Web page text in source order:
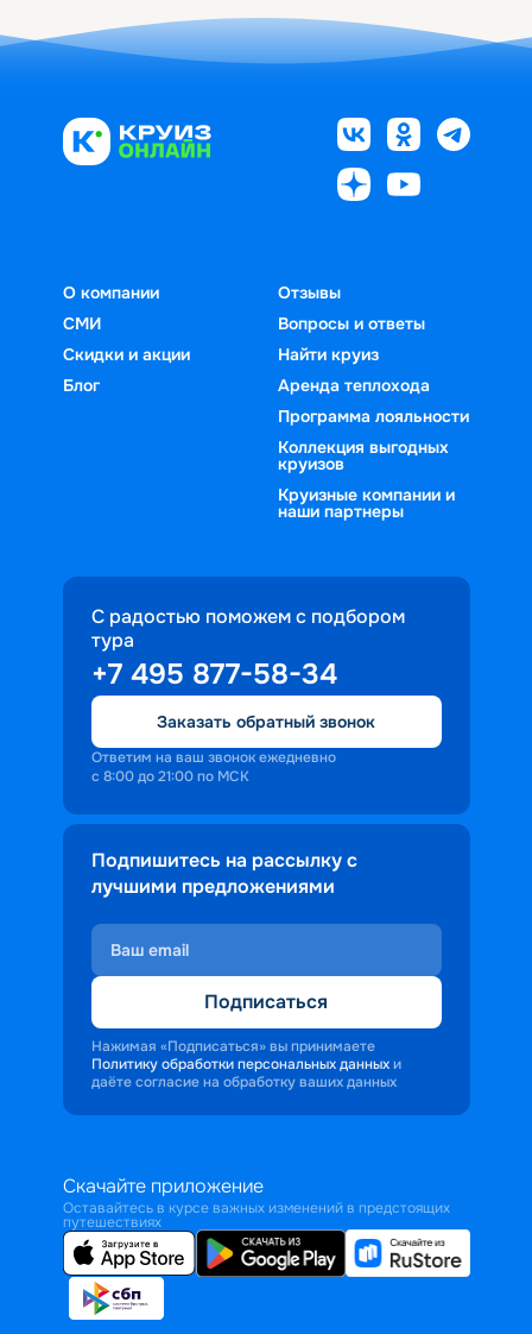
О компании
СМИ
Скидки и акции
Блог
Отзывы
Вопросы и ответы
Найти круиз
Аренда теплохода
Программа лояльности
Коллекция выгодных
круизов
Круизные компании и
наши партнеры
С радостью поможем с подбором
тура
+7 495 877-58-34
Заказать обратный звонок
Ответим на ваш звонок ежедневно
с 8:00 до 21:00 по МСК
Подпишитесь на рассылку с
лучшими предложениями
Подписаться
Нажимая «Подписаться» вы принимаете
Политику обработки персональных данных и
даёте согласие на обработку ваших данных
Скачайте приложение
Оставайтесь в курсе важных изменений в предстоящих
путешествиях